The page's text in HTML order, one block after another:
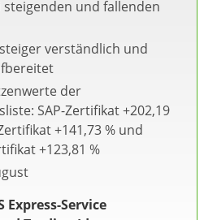
steigenden und fallenden
verständlich und
der
SAP-Zertifikat +202,19
+141,73 % und
+123,81 %
Express-Service